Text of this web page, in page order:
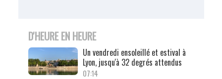
D'HEURE EN HEURE
Un vendredi ensoleillé et estival à
Lyon, jusqu'à 32 degrés attendus
07:14